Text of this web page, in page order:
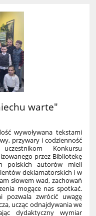
warte"
wywoływana tekstami
przywary i codzienność
Konkursu
przez Bibliotekę
polskich autorów mieli
deklamatorskich i w
słowem wad, zachowań
mogące nas spotkać.
pozwala zwrócić uwagę
ucząc odnajdywania we
dydaktyczny wymiar